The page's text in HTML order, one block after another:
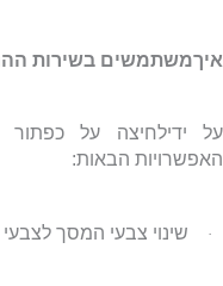
איךמשתמשים בשירות
על ידילחיצה על כפתור
האפשרויות הבאות:
· שינוי צבעי המסך לצבעי